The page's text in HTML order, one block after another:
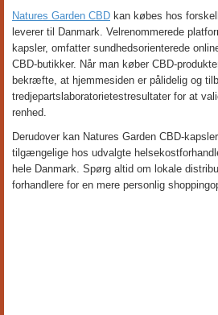
Natures Garden CBD kan købes hos
leverer til Danmark. Velrenommerede
kapsler, omfatter sundhedsorienterede
CBD-butikker. Når man køber CBD-
bekræfte, at hjemmesiden er pålidelig og
tredjepartslaboratorietestresultater for at
renhed.
Derudover kan Natures Garden CBD-
tilgængelige hos udvalgte
hele Danmark. Spørg altid om lokale
forhandlere for en mere personlig